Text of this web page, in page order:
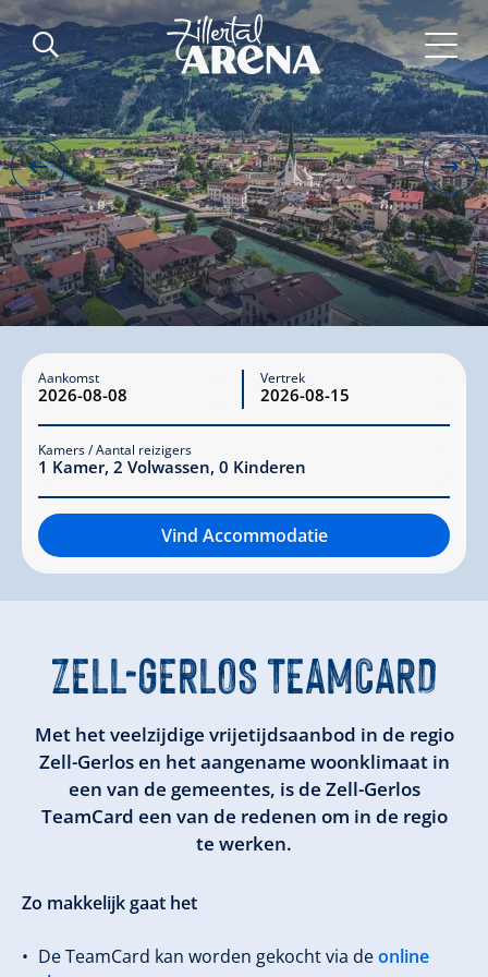
Aankomst Vertrek
Kamers / Aantal reizigers
1 Kamer, 2 Volwassen, 0 Kinderen
Vind Accommodatie
ZELL-GERLOS TEAMCARD
Met het veelzijdige vrijetijdsaanbod in de regio
Zell-Gerlos en het aangename woonklimaat in
een van de gemeentes, is de Zell-Gerlos
TeamCard een van de redenen om in de regio
te werken.
Zo makkelijk gaat het
De TeamCard kan worden gekocht via deonline